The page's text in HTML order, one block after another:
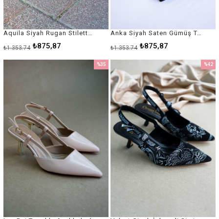
₺875,87
₺1.353,74 ₺875,87
₺1.353,74
%35
%35İndirim
%42
İndirim